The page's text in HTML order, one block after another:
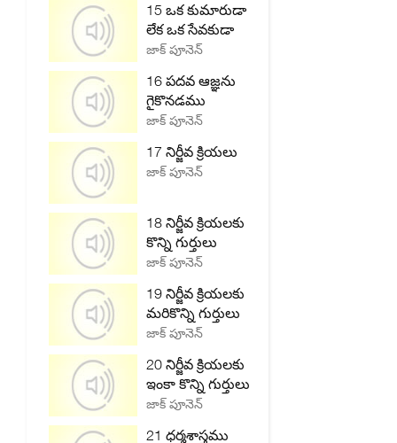
15 ఒక కుమారుడా
లేక ఒక సేవకుడా
జాక్ పూనెన్
16 పదవ ఆజ్ఞను
గైకొనడము
జాక్ పూనెన్
17 నిర్జీవ క్రియలు
జాక్ పూనెన్
18 నిర్జీవ క్రియలకు
కొన్ని గుర్తులు
జాక్ పూనెన్
19 నిర్జీవ క్రియలకు
మరికొన్ని గుర్తులు
జాక్ పూనెన్
20 నిర్జీవ క్రియలకు
ఇంకా కొన్ని గుర్తులు
జాక్ పూనెన్
21 ధర్మశాస్త్రము